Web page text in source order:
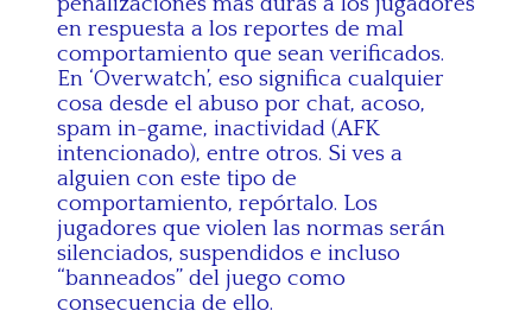
en respuesta a los reportes de mal
comportamiento que sean verificados.
En ‘Overwatch’, eso significa cualquier
cosa desde el abuso por chat, acoso,
spam in-game, inactividad (AFK
intencionado), entre otros. Si ves a
alguien con este tipo de
comportamiento, repórtalo. Los
jugadores que violen las normas serán
silenciados, suspendidos e incluso
“banneados” del juego como
consecuencia de ello.